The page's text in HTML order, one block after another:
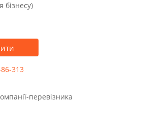
бізнесу)
313
перевізника